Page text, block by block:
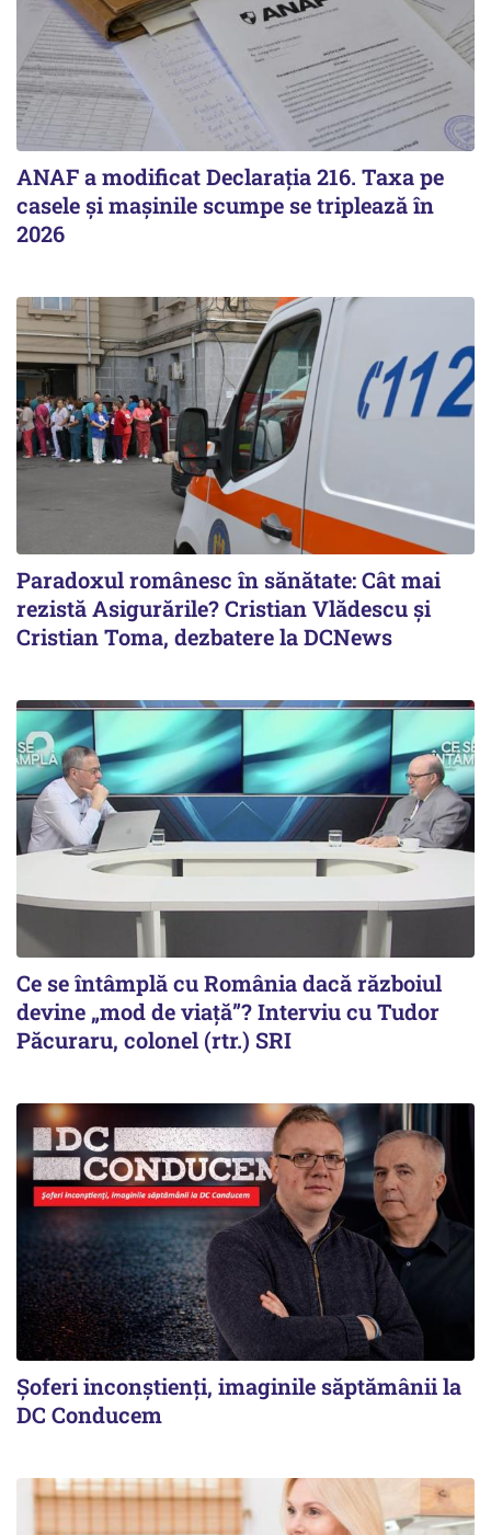
ANAF a modificat Declarația 216. Taxa pe
casele și mașinile scumpe se triplează în
2026
Paradoxul românesc în sănătate: Cât mai
rezistă Asigurările? Cristian Vlădescu și
Cristian Toma, dezbatere la DCNews
Ce se întâmplă cu România dacă războiul
devine „mod de viață”? Interviu cu Tudor
Păcuraru, colonel (rtr.) SRI
Şoferi inconştienţi, imaginile săptămânii la
DC Conducem